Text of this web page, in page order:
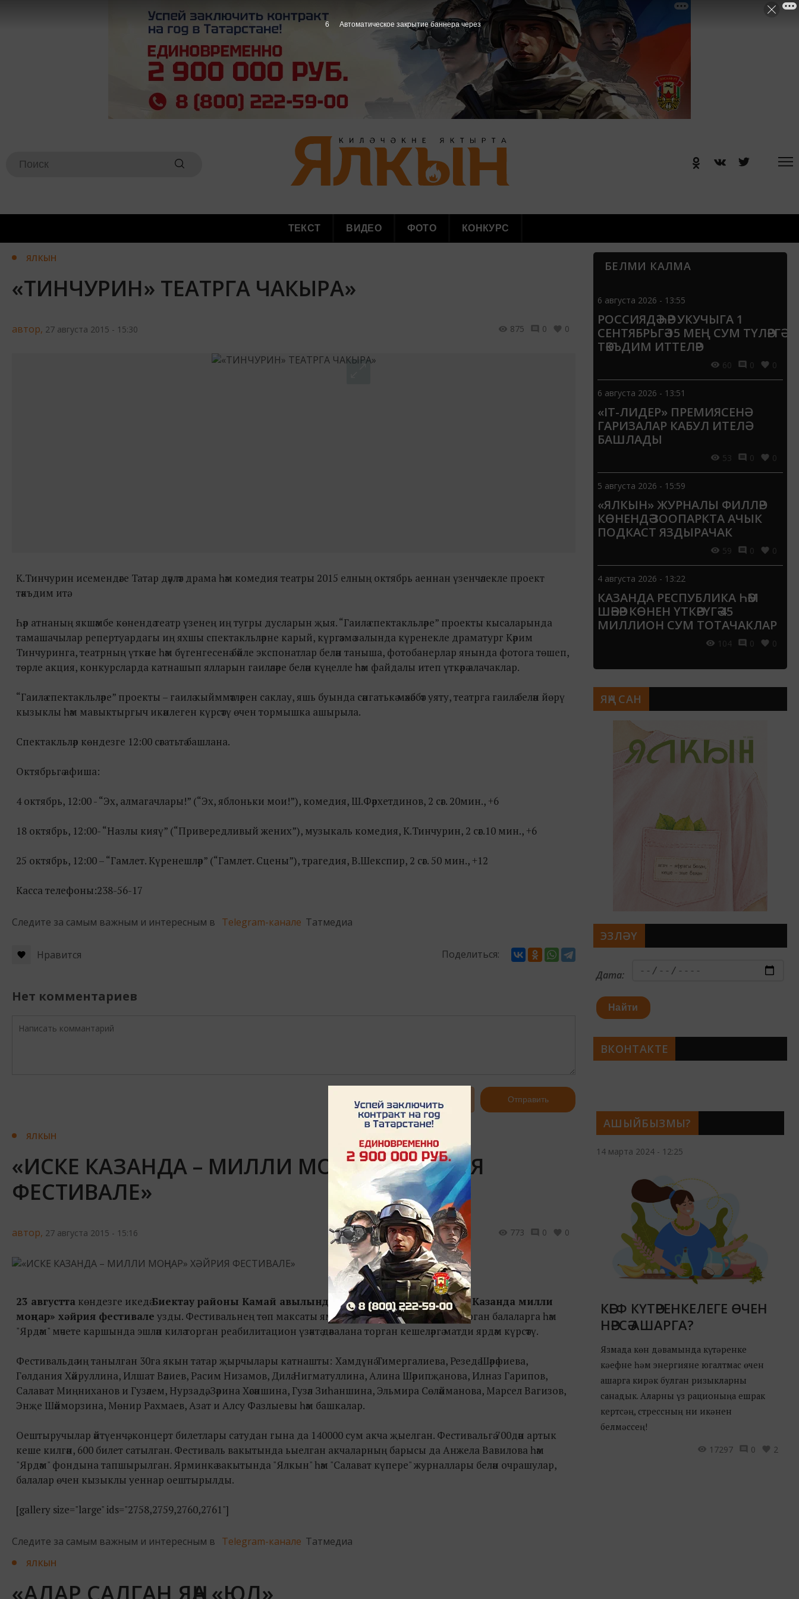
ТЕКСТ ВИДЕО ФОТО КОНКУРС
ЯЛКЫН
«ТИНЧУРИН» ТЕАТРГА ЧАКЫРА»
автор, 27 августа 2015 - 15:30 875 0 0
К.Тинчурин исемендәге Татар дәүләт драма һәм комедия театры 2015 елның октябрь аеннан үзенчәлекле проект
тәкъдим итә.
Һәр атнаның якшәмбе көнендә театр үзенең иң тугры дусларын җыя. “Гаилә спектакльләре” проекты кысаларында
тамашачылар репертуардагы иң яхшы спектакльләрне карый, күргәзмә залында күренекле драматург Кәрим
Тинчуринга, театрның үткәне һәм бүгенгесенә бәйле экспонатлар белән таныша, фотобанерлар янында фотога төшеп,
төрле акция, конкурсларда катнашып ялларын гаиләләре белән күңелле һәм файдалы итеп үткәрә алачаклар.
“Гаилә спектакльләре” проекты – гаилә кыйммәтләрен саклау, яшь буында сәнгатькә мәхәббәт уяту, театрга гаилә белән йөрү
кызыклы һәм мавыктыргыч икәнлеген күрсәтү өчен тормышка ашырыла.
Спектакльләр көндезге 12:00 сәгатьтә башлана.
Октябрьгә афиша:
4 октябрь, 12:00 - “Эх, алмагачлары!” (“Эх, яблоньки мои!”), комедия, Ш.Фәрхетдинов, 2 сәг. 20мин., +6
18 октябрь, 12:00- “Назлы кияү” (“Привередливый жених”), музыкаль комедия, К.Тинчурин, 2 сәг.10 мин., +6
25 октябрь, 12:00 – “Гамлет. Күренешләр” (“Гамлет. Сцены”), трагедия, В.Шекспир, 2 сәг. 50 мин., +12
Касса телефоны:238-56-17
Следите за самым важным и интересным в Telegram-канале Татмедиа
Нравится Поделиться:
Нет комментариев
Авторизоваться Отправить
ЯЛКЫН
«ИСКЕ КАЗАНДА – МИЛЛИ МОҢНАР» ХӘЙРИЯ
ФЕСТИВАЛЕ»
автор, 27 августа 2015 - 15:16 773 0 0
23 августта көндезге икедәБиектау районы Камай авылындагымузей-тыюлыкта «Иске Казанда милли
моңнар» хәйрия фестивале узды. Фестивальнең төп максаты яман шеш авыру белән көрәшә торган балаларга һәм
"Ярдәм" мәчете каршында эшләп килә торган реабилитацион үзәктә дәвалана торган кешеләргә матди ярдәм күрсәтү.
Фестивальдә иң танылган 30га якын татар җырчылары катнашты: Хамдүнә Тимергалиева, Резедә Шәрәфиева,
Гөлдания Хәйруллина, Илшат Вәлиев, Расим Низамов, Дилә Нигматуллина, Алина Шәрипҗанова, Илназ Гарипов,
Салават Миңниханов и Гузәлем, Нурзадә, Зәрина Хәсәншина, Гузәл Зиһаншина, Эльмира Сөләйманова, Марсел Вагизов,
Энҗе Шәйморзина, Мөнир Рахмаев, Азат и Алсу Фазлыевы һәм башкалар.
Оештыручылар әйтүенчә, концерт билетлары сатудан гына да 140000 сум акча җыелган. Фестивальгә 700дән артык
кеше килгән, 600 билет сатылган. Фестиваль вакытында ьыелган акчаларның барысы да Анжела Вавилова һәм
"Ярдәм" фондына тапшырылган. Ярминкә вакытында "Ялкын" һәм "Салават күпере" журналлары белән очрашулар,
балалар өчен кызыклы уеннар оештырылды.
[gallery size="large" ids="2758,2759,2760,2761"]
Следите за самым важным и интересным в Telegram-канале Татмедиа
ЯЛКЫН
БЕЛМИ КАЛМА
6 августа 2026 - 13:55
РОССИЯДӘ ҺӘР УКУЧЫГА 1
СЕНТЯБРЬГӘ 15 МЕҢ СУМ ТҮЛӘРГӘ
ТӘКЪДИМ ИТТЕЛӘР
60 0 0
6 августа 2026 - 13:51
«IT-ЛИДЕР» ПРЕМИЯСЕНӘ
ГАРИЗАЛАР КАБУЛ ИТЕЛӘ
БАШЛАДЫ
53 0 0
5 августа 2026 - 15:59
«ЯЛКЫН» ЖУРНАЛЫ ФИЛЛӘР
КӨНЕНДӘ ЗООПАРКТА АЧЫК
ПОДКАСТ ЯЗДЫРАЧАК
59 0 0
4 августа 2026 - 13:22
КАЗАНДА РЕСПУБЛИКА ҺӘМ
ШӘҺӘР КӨНЕН ҮТКӘРҮГӘ 45
МИЛЛИОН СУМ ТОТАЧАКЛАР
104 0 0
АШЫЙБЫЗМЫ?
14 марта 2024 - 12:25
КӘЕФ КҮТӘРЕНКЕЛЕГЕ ӨЧЕН
НӘРСӘ АШАРГА?
Язмада көн дәвамында күтәренке
кәефне һәм энергияне югалтмас өчен
ашарга кирәк булган ризыкларны
санадык. Аларны үз рационыңа ешрак
кертсәң, стрессның ни икәнен
белмәссең!
17297
0 2
ЯҢА САН
ЭЗЛӘҮ
Дата:
Найти
ВКОНТАКТЕ
5 Автоматическое закрытие баннера через